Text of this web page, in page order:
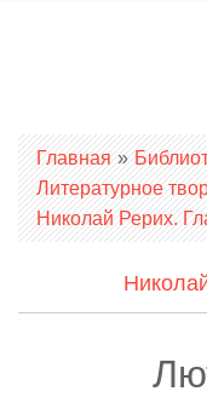
Вы здесь
Главная »
Литературное
Николай Рерих.